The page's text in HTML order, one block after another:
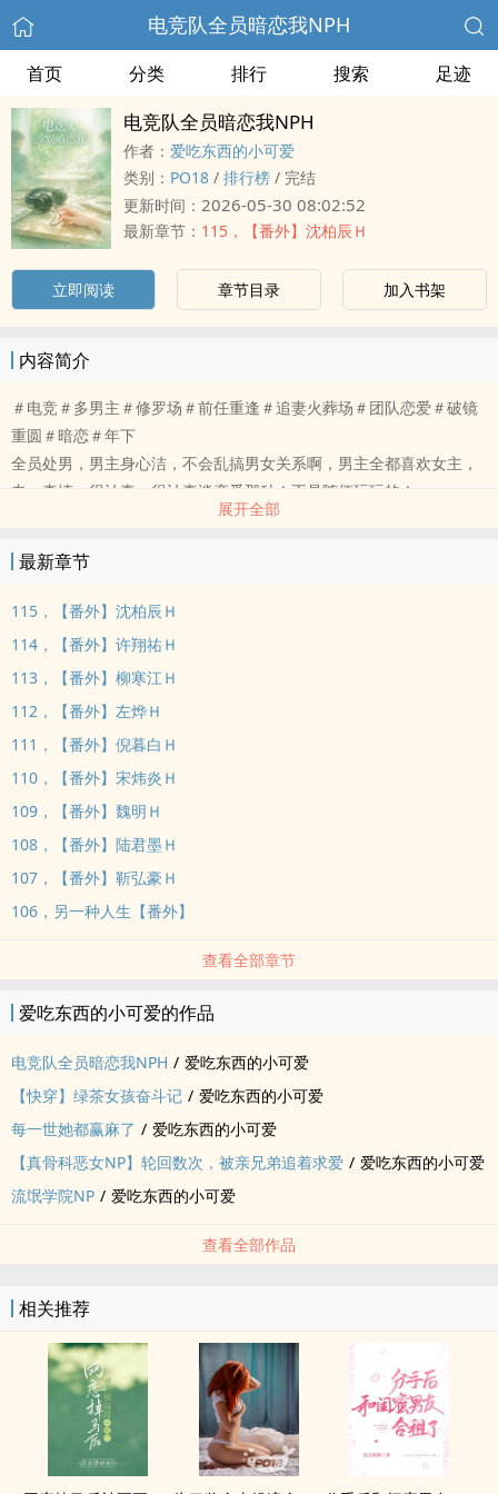
电竞队全员暗恋我NPH
首页 分类 排行 搜索 足迹
电竞队全员暗恋我NPH
作者： 爱吃东西的小可爱
类别： ‎‍P‍‎O‍‌‎1‍8‍ / 排行榜 / 完结
更新时间： 2026-05-30 08:02:52
最新章节： 115，【番外】沈柏辰Ｈ
立即阅读 章节目录 加入书架
内容简介
＃电竞＃多男主＃修罗场＃前任重逢＃追妻火葬场＃团队恋爱＃破镜
重圆＃暗恋＃年下
全员处男，男主身心洁，不会乱搞男女关系啊，男主全都喜欢女主，
专一真情，很认真、很认真谈恋爱那种！不是随便玩玩的！
假没几日就又开始被迫上岗做任务。
原本电竞世界中，原主录取电竞队伍后，她喜欢电竞原因，为了更配
虽然大家都知道她是女生，可没人把她当女生，更何况队伍中有被她
甩过的前男友。
前男友和队友们都认为她心机深沉，故意女扮男装勾引，大家都对她
厌恶，她自己从小的性瘾症以药物压下，却在一次意外中不小心兽性
大发强上队友，造成团队和谐打乱。
们错失冠军的落败，后悔自己当初离开的决定。
原主老死后的灵魂来到时空管理局，碰上了玥颖，希望她能代替自己
改写命运。
原主她曾亲手毁掉一支冠军队。
那支原主逃离的战队，那些曾被她伤过的人，全都还在。
中单温柔疏离，笑意之下全是防备。
辅助依赖她，却逐渐失控。
ADC暴躁张狂，却最先看穿她。
——而这一次，她不能再逃。
任务只有一个：带他们拿下世界冠军。
可没人知道——这场比赛，早就不只是电竞。
【ASTRA战队】
靳弘豪｜队长‧打野（Jungle）｜战术核心
十七岁，队长，聪明冷静，游刃有余，实力战队最强，临场判断怪物
级，初中和陆君墨同校
陆君墨｜中单（Mid）｜战术智脑
十七岁，‌‎‌腹‌‎‎黑‍‌聪明优等生，内在冷漠，外表温柔阳光灿烂，习惯收下
粉丝礼物，私下全部丢弃，怀疑任何「好意」背后都有代价，粉丝宠
展开全部
最新章节
115，【番外】沈柏辰Ｈ
114，【番外】许翔祐Ｈ
113，【番外】柳寒江Ｈ
112，【番外】左烨Ｈ
111，【番外】倪暮白Ｈ
110，【番外】宋炜炎Ｈ
109，【番外】魏明Ｈ
108，【番外】陆君墨Ｈ
107，【番外】靳弘豪Ｈ
106，另一种人生【番外】
查看全部章节
爱吃东西的小可爱的作品
电竞队全员暗恋我NPH / 爱吃东西的小可爱
【快穿】绿茶女孩奋斗记 / 爱吃东西的小可爱
每一世她都赢麻了 / 爱吃东西的小可爱
【真骨科恶女NP】轮回数次，被亲兄弟追着求爱 / 爱吃东西的小可爱
流氓学院NP / 爱吃东西的小可爱
查看全部作品
相关推荐